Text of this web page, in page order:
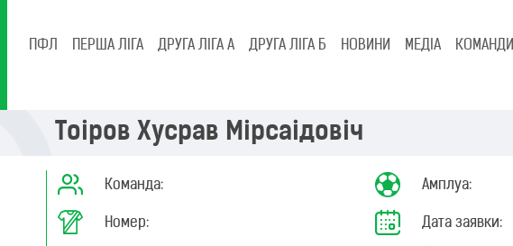
ПФЛ ПЕРША ЛІГА ДРУГА ЛІГА А ДРУГА ЛІГА Б НОВИНИ МЕДІА КОМАНДИ
Тоіров Хусрав Мірсаідовіч
Команда: Амплуа:
Номер: Дата заявки: